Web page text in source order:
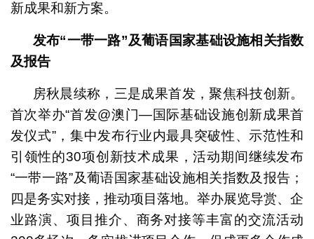
新成果和新方案。
发布“一带一路”及葡语国家基础设施相关指数
及报告
房秋晨续称，三是成果首发，聚焦科技创新。
首次举办“首发@澳门—国际基础设施创新成果首
发仪式”，集中发布行业内最具突破性、示范性和
引领性的30项创新技术成果，活动期间继续发布
“一带一路”及葡语国家基础设施相关指数及报告；
四是务实对接，推动项目落地。举办展览导赏、企
业路演、项目推介、商务对接等丰富的交流活动